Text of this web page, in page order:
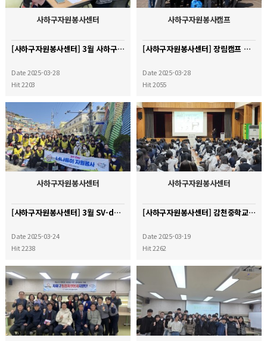
사하구자원봉사센터
[사하구자원봉사센터] 3월 사하구자원봉사 캠프장 정기회의
Date 2025-03-28
Hit 2203
사하구자원봉사캠프
[사하구자원봉사센터] 장림캠프 지구를 지키는 환경영웅 '플로깅'
Date 2025-03-28
Hit 2055
사하구자원봉사센터
[사하구자원봉사센터] 3월 SV-day(너나들이) 플로깅 활동
Date 2025-03-24
Hit 2238
사하구자원봉사센터
[사하구자원봉사센터] 감천중학교 기초소양교육
Date 2025-03-19
Hit 2262